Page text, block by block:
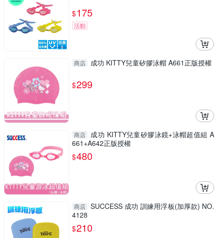
$175
活動
商店 成功 KITTY兒童矽膠泳帽 A661正版授權
$299
商店
成功 KITTY兒童矽膠泳鏡+泳帽超值組 A
661+A642正版授權
$480
商店 SUCCESS 成功 訓練用浮板(加厚款) NO.
4128
$210